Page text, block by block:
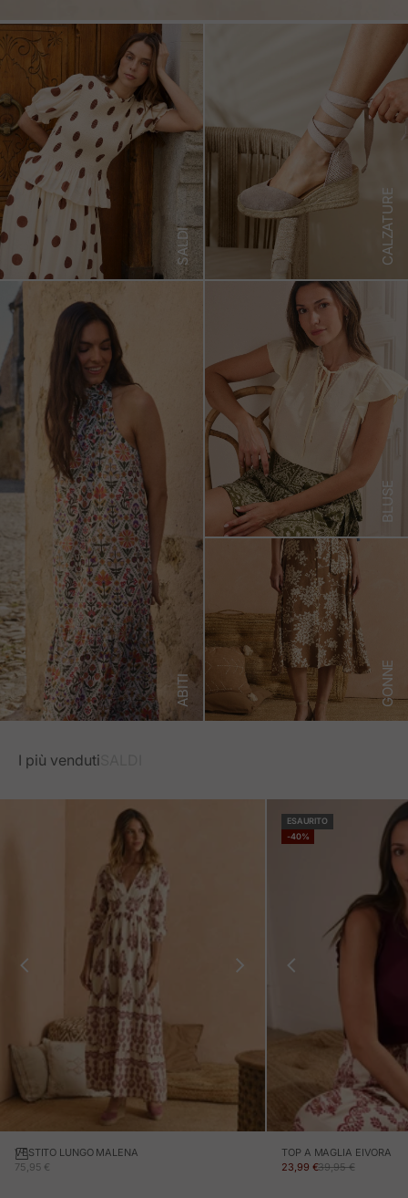
SALDI CALZATURE
ABITI
BLUSE
GONNE
I più venduti
VESTITO LUNGO MALENA
PREZZO IN OFFERTA
75,95 €
ESAURITO
-40%
TOP A MAGLIA EIVORA
PREZZO IN OFFERTA
23,99 €PREZZO NORMALE
39,95 €